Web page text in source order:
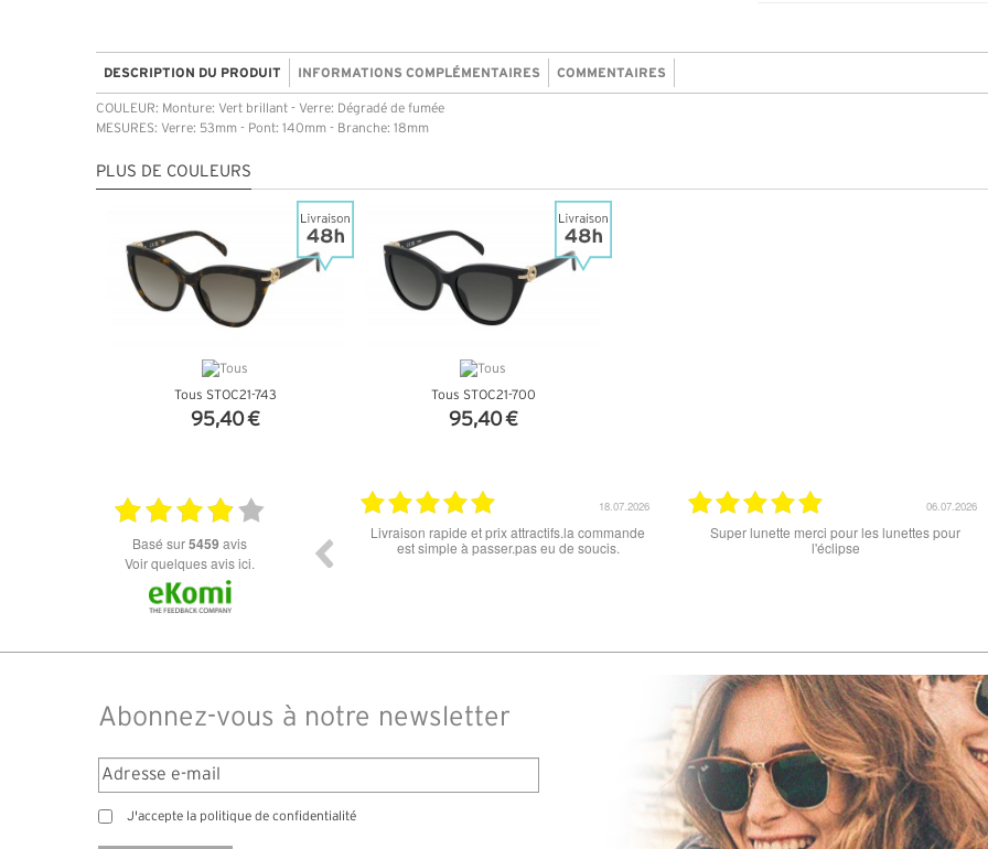
DESCRIPTION DU PRODUIT INFORMATIONS COMPLÉMENTAIRES COMMENTAIRES
COULEUR: Monture: Vert brillant - Verre: Dégradé de fumée
MESURES: Verre: 53mm - Pont: 140mm - Branche: 18mm
PLUS DE COULEURS
Tous STOC21-743
95,40 €
Tous STOC21-700
95,40 €
basé sur5459 avis
Voir quelques avis ici.
dans les types de lunettes. Attention: les stocks
des différents produits ne sont pas à jour. J'ai
commandé des lunettes Nike disponible sous 7 à
14 jours. J'ai reçu sous 3 jours. Attention aux avis
truspilot qui reflètent pas le site
15.06.2026
tout est parfait , que ce soit le produit commandé
ou la livraison . merci
12.06.2026
super les lunettes, très cool, merci
Abonnez-vous à notre newsletter
J'accepte la politique de confidentialité